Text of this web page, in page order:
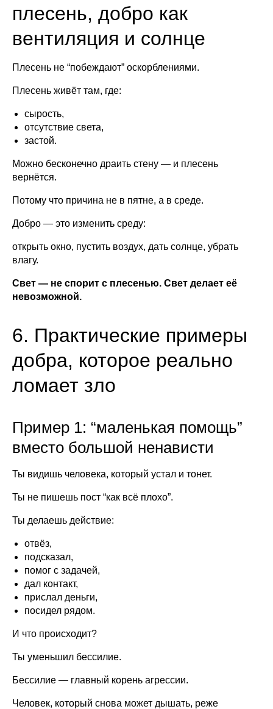
плесень, добро как
вентиляция и солнце
Плесень не “побеждают” оскорблениями.
Плесень живёт там, где:
сырость,
отсутствие света,
застой.
Можно бесконечно драить стену — и плесень
вернётся.
Потому что причина не в пятне, а в среде.
Добро — это изменить среду:
открыть окно, пустить воздух, дать солнце, убрать
влагу.
Свет — не спорит с плесенью. Свет делает её
невозможной.
6. Практические примеры
добра, которое реально
ломает зло
Пример 1: “маленькая помощь”
вместо большой ненависти
Ты видишь человека, который устал и тонет.
Ты не пишешь пост “как всё плохо”.
Ты делаешь действие:
отвёз,
подсказал,
помог с задачей,
дал контакт,
прислал деньги,
посидел рядом.
И что происходит?
Ты уменьшил бессилие.
Бессилие — главный корень агрессии.
Человек, который снова может дышать, реже